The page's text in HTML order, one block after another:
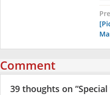
Comment
39 thoughts on “